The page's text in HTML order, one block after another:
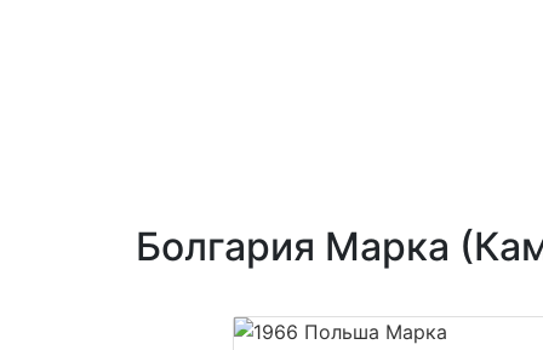
Болгария Марка